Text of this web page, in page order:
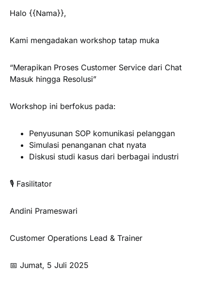
Halo {{Nama}},
Kami mengadakan workshop tatap muka
“Merapikan Proses Customer Service dari Chat
Masuk hingga Resolusi”
Workshop ini berfokus pada:
Penyusunan SOP komunikasi pelanggan
Simulasi penanganan chat nyata
Diskusi studi kasus dari berbagai industri
🎙️ Fasilitator
Andini Prameswari
Customer Operations Lead & Trainer
📅 Jumat, 5 Juli 2025